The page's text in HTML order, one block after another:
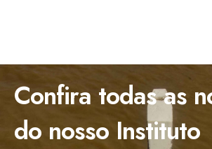
Confira todas as
do nosso Instituto